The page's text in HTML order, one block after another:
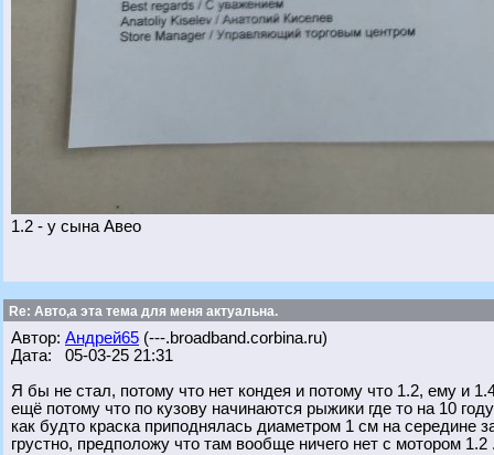
1.2 - у сына Авео
Re: Авто,а эта тема для меня актуальна.
Автор: Андрей65 (---.broadband.corbina.ru)
Дата: 05-03-25 21:31
Я бы не стал, потому что нет кондея и потому что 1.2, ему и
ещё потому что по кузову начинаются рыжики где то на 10
как будто краска приподнялась диаметром 1 см на середине
грустно, предположу что там вообще ничего нет с мотором 1.2